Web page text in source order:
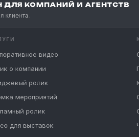
ДЛЯ КОМПАНИЙ И АГЕНТСТВ
клиента.
видео
о компании
ролик
мероприятий
ролик
для выставок